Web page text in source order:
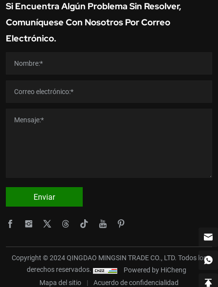
Si Encuentra Algún Problema Sin Resolver,
Comuníquese Con Nosotros Por Correo
Electrónico.
Enviar
Copyright © 2024 QINGDAO MINGSIN TRADE CO., LTD. Todos los
derechos reservados.
Powered by HiCheng
Mapa del sitio
| Acuerdo de confidencialidad